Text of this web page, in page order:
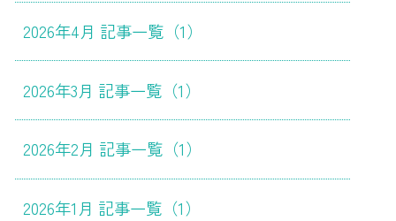
2026年4月 記事一覧（1）
2026年3月 記事一覧（1）
2026年2月 記事一覧（1）
2026年1月 記事一覧（1）